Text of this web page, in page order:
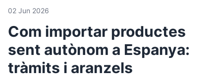
02 Jun 2026
Com importar productes
sent autònom a Espanya:
tràmits i aranzels